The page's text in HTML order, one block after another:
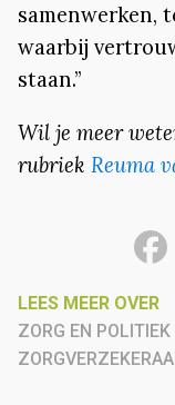
samenwerken,
waarbij
staan.”
Wil je meer
rubriek Reuma
LEES MEER OVER
ZORG EN POLITIEK